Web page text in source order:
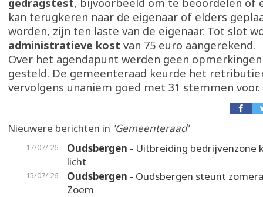
gedragstest, bijvoorbeeld om te beoordelen of
kan terugkeren naar de eigenaar of elders
worden, zijn ten laste van de eigenaar. Tot slot
administratieve kost van 75 euro aangerekend.
Over het agendapunt werden geen
gesteld. De gemeenteraad keurde het
vervolgens unaniem goed met 31 stemmen voor.
Nieuwere berichten in 'Gemeenteraad'
17/07/'26 Oudsbergen - Uitbreiding bedrijvenzone
licht
15/07/'26 Oudsbergen - Oudsbergen steunt
Zoem